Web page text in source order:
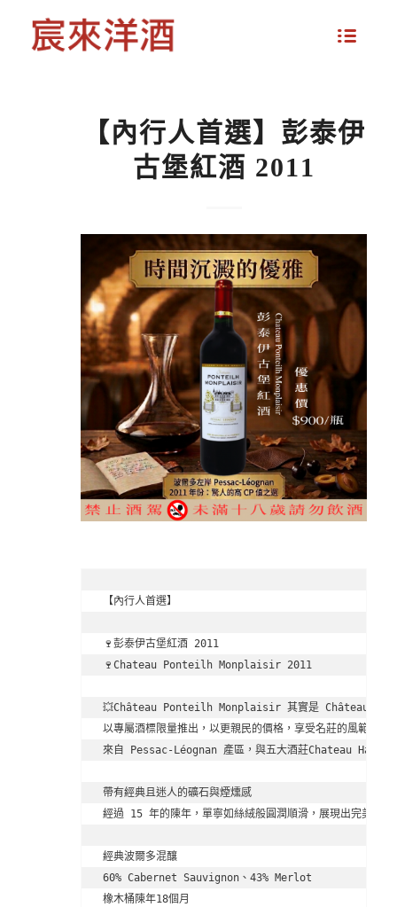
【內行人首選】彭泰伊
古堡紅酒 2011
【內行人首選】
🍷彭泰伊古堡紅酒 2011
🍷Chateau Ponteilh Monplaisir 2011
💥Château Ponteilh Monplaisir 其實是 Château
以專屬酒標限量推出，以更親民的價格，享受名莊的風範
來自 Pessac-Léognan 產區，與五大酒莊Chateau Haut-
帶有經典且迷人的礦石與煙燻感
經過 15 年的陳年，單寧如絲絨般圓潤順滑，展現出完美的熟
經典波爾多混釀
60% Cabernet Sauvignon、43% Merlot
橡木桶陳年18個月